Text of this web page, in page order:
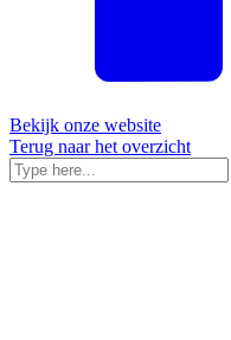
Bekijk onze website
Terug naar het overzicht